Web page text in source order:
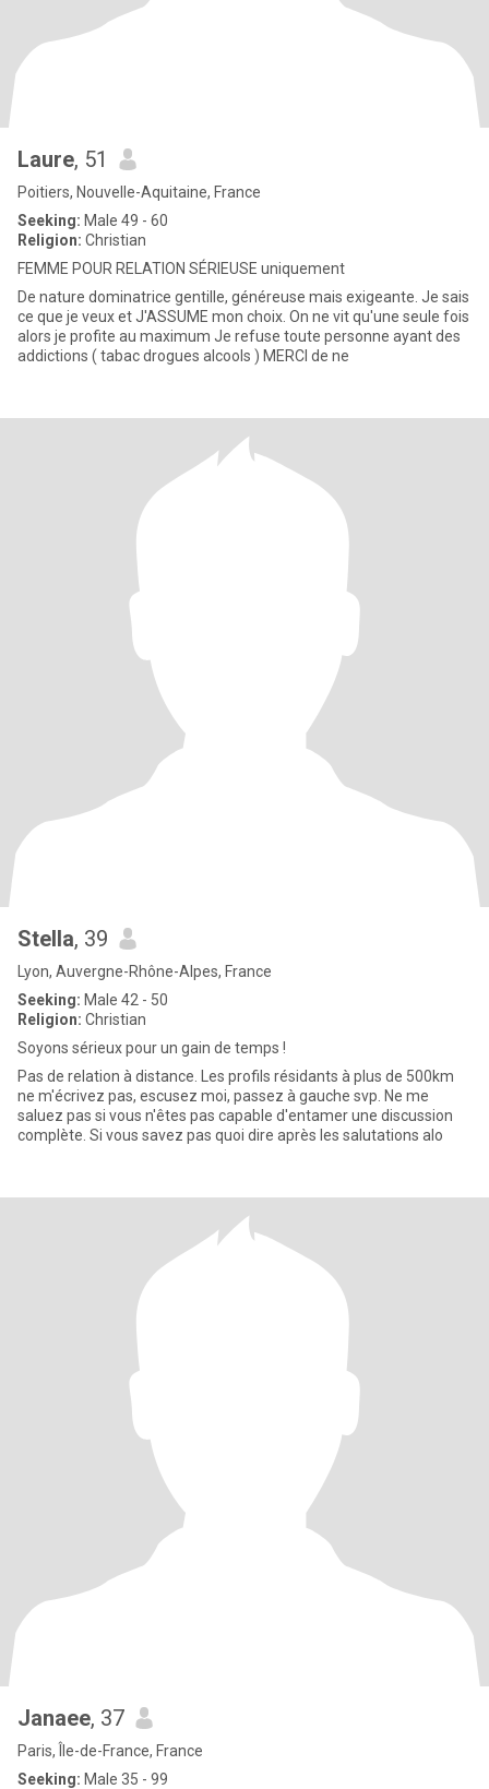
Laure, 51
Poitiers, Nouvelle-Aquitaine, France
Seeking: Male 49 - 60
Religion: Christian
FEMME POUR RELATION SÉRIEUSE uniquement
De nature dominatrice gentille, généreuse mais exigeante. Je sais
ce que je veux et J'ASSUME mon choix. On ne vit qu'une seule fois
alors je profite au maximum Je refuse toute personne ayant des
addictions ( tabac drogues alcools ) MERCI de ne
Stella, 39
Lyon, Auvergne-Rhône-Alpes, France
Seeking: Male 42 - 50
Religion: Christian
Soyons sérieux pour un gain de temps !
Pas de relation à distance. Les profils résidants à plus de 500km
ne m'écrivez pas, escusez moi, passez à gauche svp. Ne me
saluez pas si vous n'êtes pas capable d'entamer une discussion
complète. Si vous savez pas quoi dire après les salutations alo
Janaee, 37
Paris, Île-de-France, France
Seeking: Male 35 - 99